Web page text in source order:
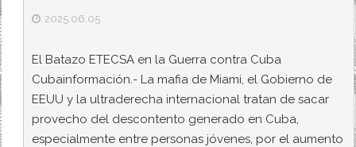
2025.06.05
El Batazo ETECSA en la Guerra contra Cuba
Cubainformación.- La mafia de Miami, el Gobierno de
EEUU y la ultraderecha internacional tratan de sacar
provecho del descontento generado en Cuba,
especialmente entre personas jóvenes, por el aumento